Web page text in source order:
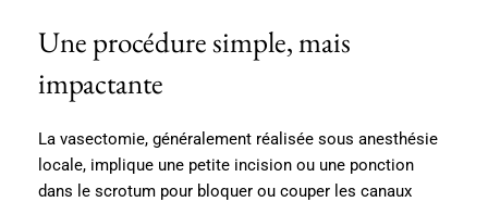
Une procédure simple, mais
impactante
La vasectomie, généralement réalisée sous anesthésie
locale, implique une petite incision ou une ponction
dans le scrotum pour bloquer ou couper les canaux